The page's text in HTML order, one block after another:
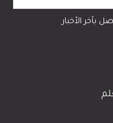
بآخر الأخبار